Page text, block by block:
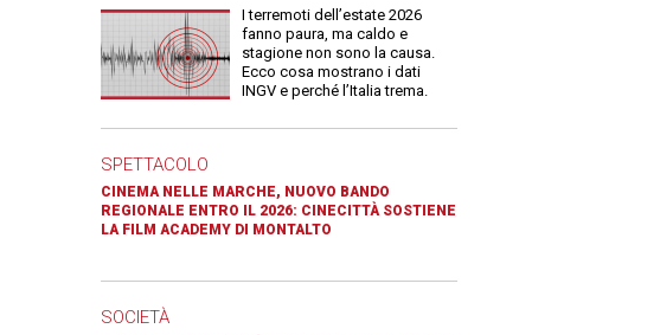
I terremoti dell’estate 2026
fanno paura, ma caldo e
stagione non sono la causa.
Ecco cosa mostrano i dati
INGV e perché l’Italia trema.
SPETTACOLO
CINEMA NELLE MARCHE, NUOVO BANDO
REGIONALE ENTRO IL 2026: CINECITTÀ SOSTIENE
LA FILM ACADEMY DI MONTALTO
SOCIETÀ